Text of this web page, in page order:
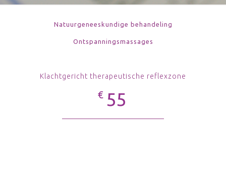
Natuurgeneeskundige behandeling
Ontspanningsmassages
Klachtgericht therapeutische reflexzone
€ 55